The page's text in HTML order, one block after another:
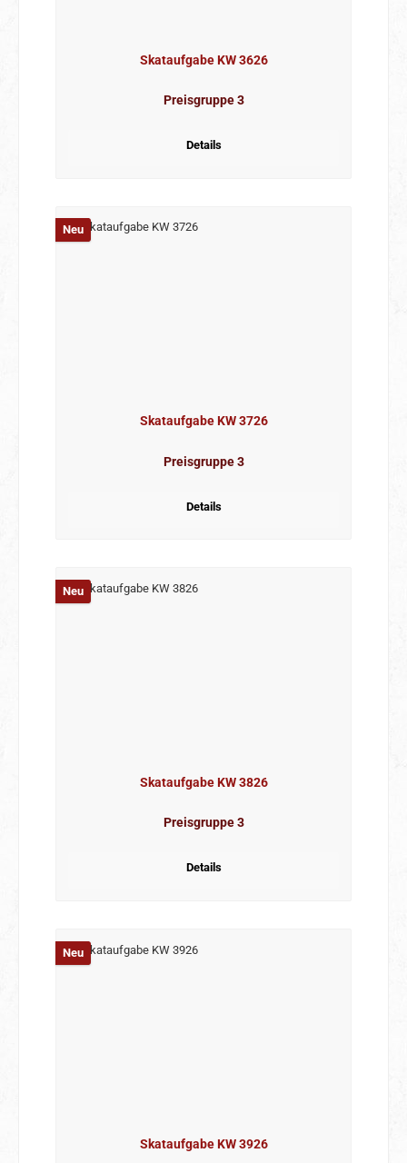
Skataufgabe KW 3626
Preisgruppe 3
Details
Neu
Skataufgabe KW 3726
Preisgruppe 3
Details
Neu
Skataufgabe KW 3826
Preisgruppe 3
Details
Neu
Skataufgabe KW 3926